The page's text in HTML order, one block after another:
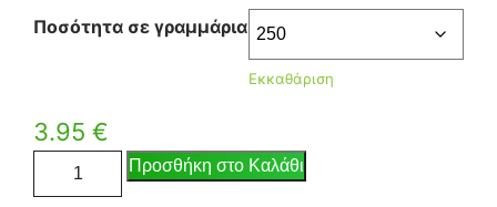
Ποσότητα σε γραμμάρια
Εκκαθάριση
3.95 €
Προσθήκη στο Καλάθι